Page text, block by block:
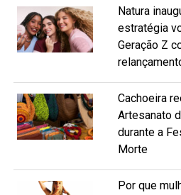
Natura
estratégia
Geração Z
Cachoeira
Artesanato
durante a
Morte
Por que